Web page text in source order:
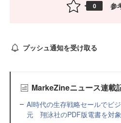
0 参
プッシュ通知を受け取る
MarkeZineニュース連載
AI時代の生存戦略セールでビ
元 翔泳社のPDF版電書を対